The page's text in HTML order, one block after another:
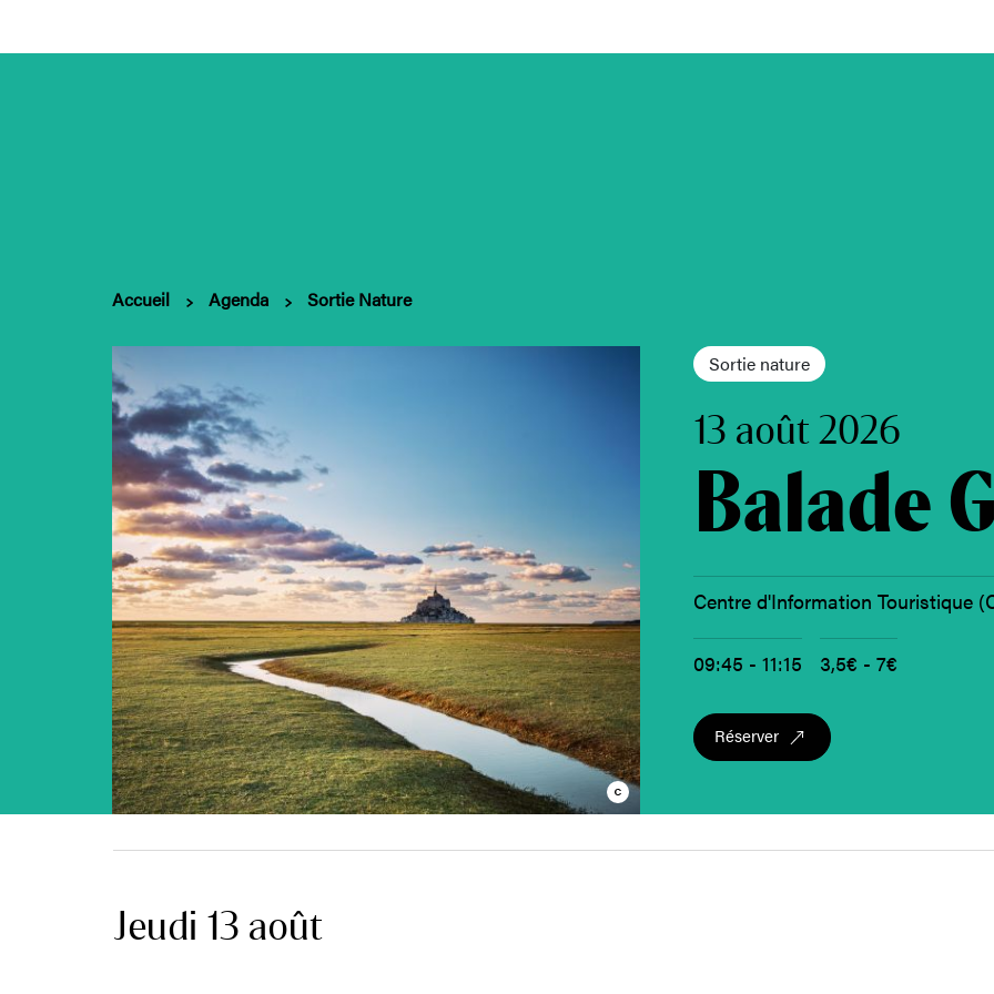
Accueil Agenda Sortie Nature
Sortie nature
13 août 2026
Balade
Centre d'Information Touristique
09:45 - 11:15 3,5€ - 7€
Réserver
Jeudi 13 août